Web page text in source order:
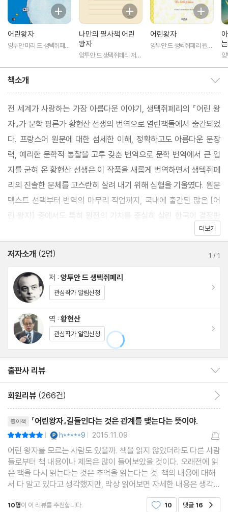
어린왕자
앙투안 마리 드 생텍쥐페리
나만의 필사책 어린
왕자
앙투안 드 생텍쥐페리 저/
어린왕자
앙투안 드 생텍쥐페리 원
책소개
전 세계가 사랑하는 가장 아름다운 이야기, 생텍쥐페리의 『어린 왕
자』가 문학 평론가 황현산 선생의 번역으로 열린책들에서 출간되었
다. 프랑스어 원문에 대한 섬세한 이해, 정확하고도 아름다운 문장
력, 예리한 문학적 통찰을 고루 갖춘 번역으로 문학 번역에서 큰 입
지를 굳혀 온 황현산 선생은 이 작품을 새롭게 번역하면서 생텍쥐페
리의 진솔한 문체를 고스란히 살려 내기 위해 심혈을 기울였다. 원문
텍스트 선택부터 번역의 마무리 작업까지, 국내에 출간된 많은 [어
린 왕자] 중에서도 특히 원전의 가치를 충실히 살린 한국어 결정판
을 마련하고자 했다. 다른 별에서 온 어린 왕자의 순수한 시선으로
동화처럼 단순해 보이는 이야기 속에 삶을 돌아보는 깊은 성찰을 아
름다운 은유로 녹여 낸 작품이다. [어린 왕자]를 다시 읽을 때마다
우리는 삶에서 가장 중요한 것들, 그러나 잊히거나 상실된 것들, [눈
읽었던 이 작품을 보다 새롭고 완성도 높은 번역으로 다시 한 번 음
미하며 읽어 볼 때다.
더보기
저자소개 (2명) 1 /1
저 : 앙투안 드 생텍쥐페리
관심작가 알림신청
역 : 황현산
관심작가 알림신청
출판사 리뷰
회원리뷰 (266건)
종이책 『어린왕자』길들인다는 것은 관계를 맺는다는 뜻이야.
| h*****9 | 2015.11.09
어린 왕자를 모르는 사람도 있을까. 책을 읽지 않았더라도 다른 사람
들로부터 책 내용이나 제목은 많이 들어보았을 것이다. 오래전에 읽
은 책을 다시 읽는다는 것은 추억을 읽는다는 것. 책의 내용에 대해
서 다 알고 있다고 생각했지만, 막상 읽어보면 자세한 내용은 생각나
지 않는다는 것도 생경한 일이었다. 우리는 읽은 책을 잊어가고 또
읽어도 잊어간다. 우리가 읽은 그 많은 책들
10명이 이 리뷰를 추천합니다. 10 댓글 16